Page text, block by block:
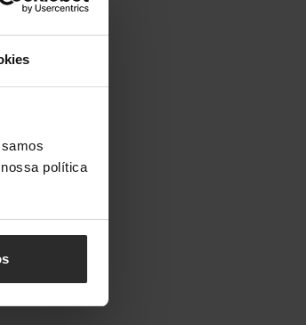
política